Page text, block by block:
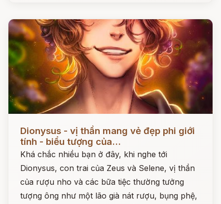
Dionysus - vị thần mang vẻ đẹp phi giới
tính - biểu tượng của...
Khá chắc nhiều bạn ở đây, khi nghe tới
Dionysus, con trai của Zeus và Selene, vị thần
của rượu nho và các bữa tiệc thường tưởng
tượng ông như một lão già nát rượu, bụng phệ,